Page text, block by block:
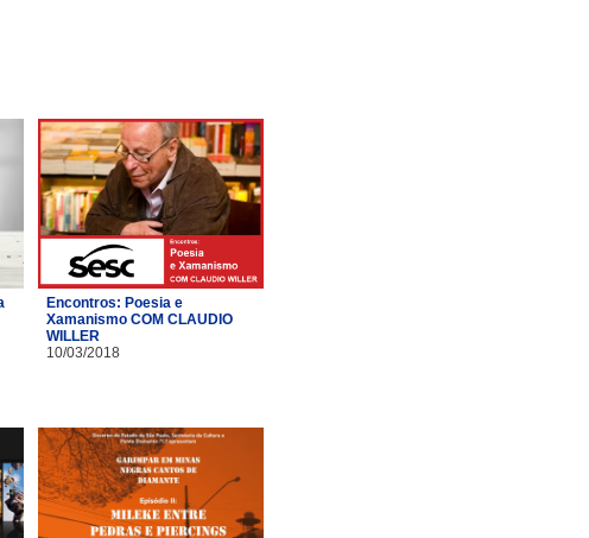
Encontros: Poesia e
Xamanismo COM CLAUDIO
WILLER
10/03/2018